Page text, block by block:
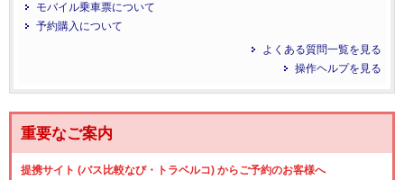
モバイル乗車票について
予約購入について
よくある質問一覧を見る
操作ヘルプを見る
重要なご案内
提携サイト (バス比較なび・トラベルコ) からご予約のお客様へ